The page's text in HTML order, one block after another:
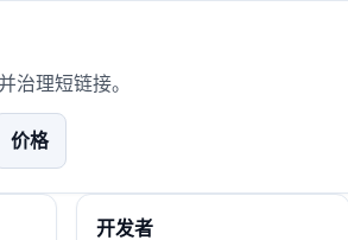
治理短链接。
价格
开发者